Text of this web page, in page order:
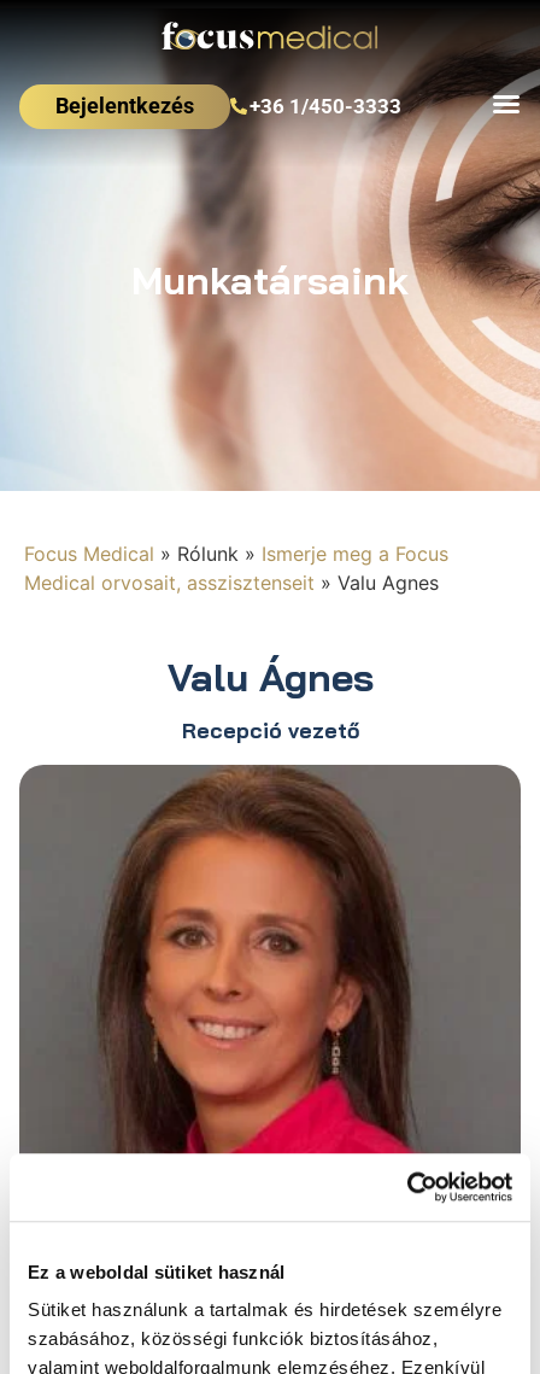
Ez a weboldal sütiket használ
Sütiket használunk a tartalmak és hirdetések személyre
szabásához, közösségi funkciók biztosításához,
valamint weboldalforgalmunk elemzéséhez. Ezenkívül
Bejelentkezés +36 1/450-3333
Munkatársaink
Focus Medical » Rólunk » Ismerje meg a Focus
Medical orvosait, asszisztenseit » Valu Agnes
Valu Ágnes
Recepció vezető